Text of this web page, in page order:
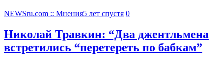
NEWSru.com :: Мнения5 лет спустя 0
Николай Травкин: “Два джентльмена
встретились “перетереть по бабкам”